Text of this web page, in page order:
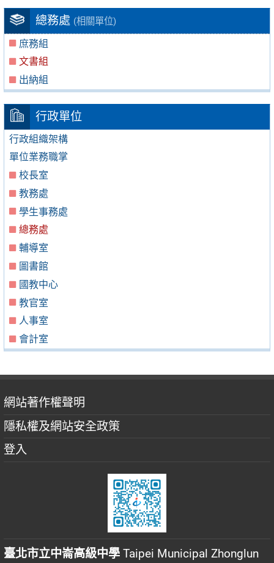
總務處 (相關單位)
庶務組
文書組
出納組
行政單位
行政組織架構
單位業務職掌
校長室
教務處
學生事務處
總務處
輔導室
圖書館
國教中心
教官室
人事室
會計室
網站著作權聲明
隱私權及網站安全政策
登入
臺北市立中崙高級中學 Taipei Municipal Zhonglun